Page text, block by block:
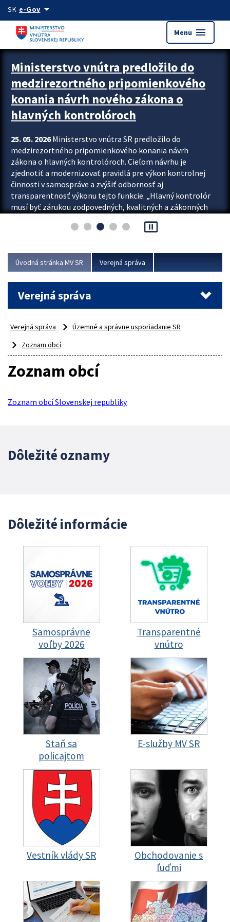
Preskocit na hlavný obsah
SK e-Govarrow_drop_down
Menu menu
Zastavit automatický posun upútavok
Ministerstvo vnútra predložilo do
medzirezortného pripomienkového
konania návrh nového zákona o
hlavných kontrolóroch
25. 05. 2026Ministerstvo vnútra SR predložilo do
medzirezortného pripomienkového konania návrh
zákona o hlavných kontrolóroch. Cieľom návrhu je
zjednotiť a modernizovať pravidlá pre výkon kontrolnej
činnosti v samospráve a zvýšiť odbornosť aj
transparentnosť výkonu tejto funkcie. „Hlavný kontrolór
musí byť zárukou zodpovedných, kvalitných a zákonných
prichádzame so zákonom, podľa ktorého je kontrolór
Viac
pause_presentation
Úvodná stránka MV SR Verejná správa
Verejná správa
Verejná správa
Územné a správne usporiadanie SR
Zoznam obcí
Zoznam obcí
Zoznam obcí Slovenskej republiky
Dôležité oznamy
Dôležité informácie
Samosprávne
voľby 2026
Transparentné
vnútro
Staň sa
policajtom
E-služby MV SR
Vestník vlády SR
Obchodovanie s
ľuďmi